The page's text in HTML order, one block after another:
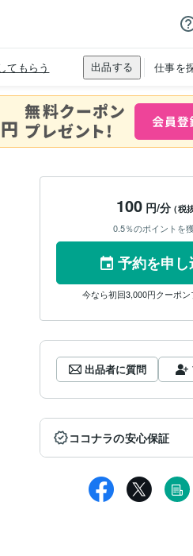
100 円/分(税
0.5％のポイントを
予約を申し
今なら初回3,000円クーポン
出品者に質問
ココナラの安心保証